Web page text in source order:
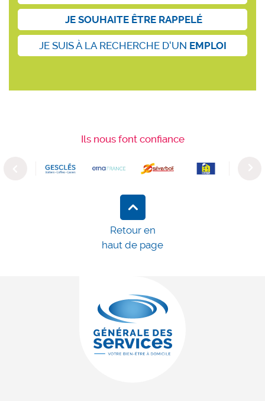
JE SOUHAITE ÊTRE RAPPELÉ
JE SUIS À LA RECHERCHE D'UN EMPLOI
Ils nous font confiance
Previous Next
Retour en
haut de page